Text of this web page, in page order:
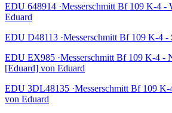
EDU 648914 ·Messerschmitt Bf 109 K-4 -
Eduard
EDU D48113 ·Messerschmitt Bf 109 K-4 -
EDU EX985 ·Messerschmitt Bf 109 K-4 -
[Eduard] von Eduard
EDU 3DL48135 ·Messerschmitt Bf 109
von Eduard